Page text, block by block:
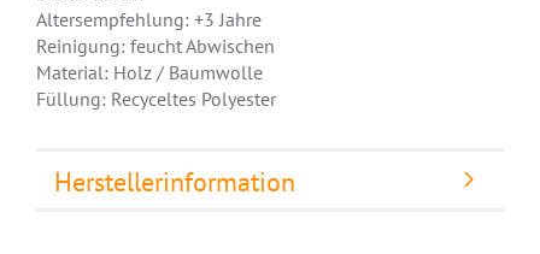
Altersempfehlung: +3 Jahre
Reinigung: feucht Abwischen
Material: Holz / Baumwolle
Füllung: Recyceltes Polyester
Herstellerinformation